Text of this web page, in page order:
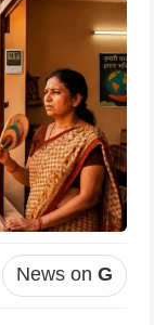
News on G